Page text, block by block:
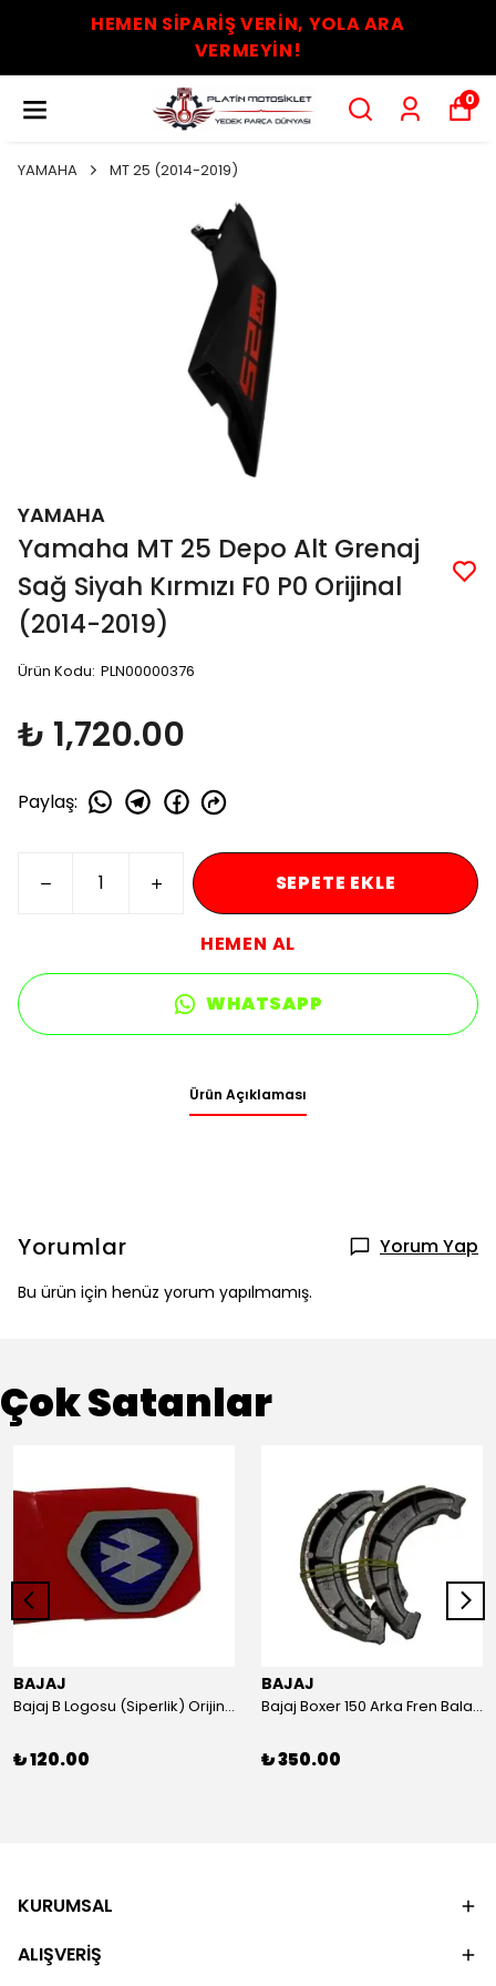
HEMEN SİPARİŞ VERİN, YOLA ARA
VERMEYİN!
0
YAMAHA MT 25 (2014-2019)
YAMAHA
Yamaha MT 25 Depo Alt Grenaj
Sağ Siyah Kırmızı F0 P0 Orijinal
(2014-2019)
Ürün Kodu: PLN00000376
₺ 1,720.00
Paylaş:
SEPETE EKLE
HEMEN AL
WHATSAPP
Ürün Açıklaması
Yorumlar Yorum Yap
Bu ürün için henüz yorum yapılmamış.
Çok Satanlar
BAJAJ
Bajaj B Logosu (Siperlik) Orijinal
₺ 120.00
BAJAJ
Bajaj Boxer 150 Arka Fren Balatası Orijinal
₺ 350.00
KURUMSAL
ALIŞVERİŞ